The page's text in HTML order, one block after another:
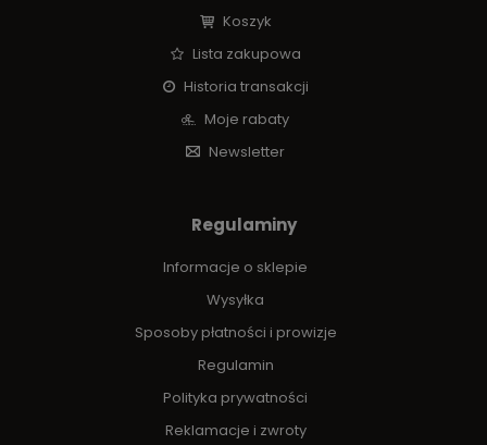
Koszyk
Lista zakupowa
Historia transakcji
Moje rabaty
Newsletter
Regulaminy
Informacje o sklepie
Wysyłka
Sposoby płatności i prowizje
Regulamin
Polityka prywatności
Reklamacje i zwroty